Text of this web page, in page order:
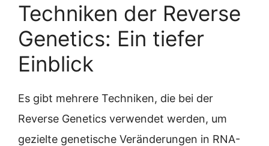
Techniken der Reverse
Genetics: Ein tiefer
Einblick
Es gibt mehrere Techniken, die bei der
Reverse Genetics verwendet werden, um
gezielte genetische Veränderungen in RNA-